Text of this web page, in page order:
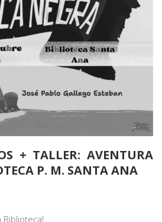
+ TALLER: AVENTURA
P. M. SANTA ANA
Biblioteca!